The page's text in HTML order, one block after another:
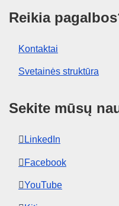
Reikia
Kontaktai
Svetainės struktūra
Sekite mūsų
LinkedIn
Facebook
YouTube